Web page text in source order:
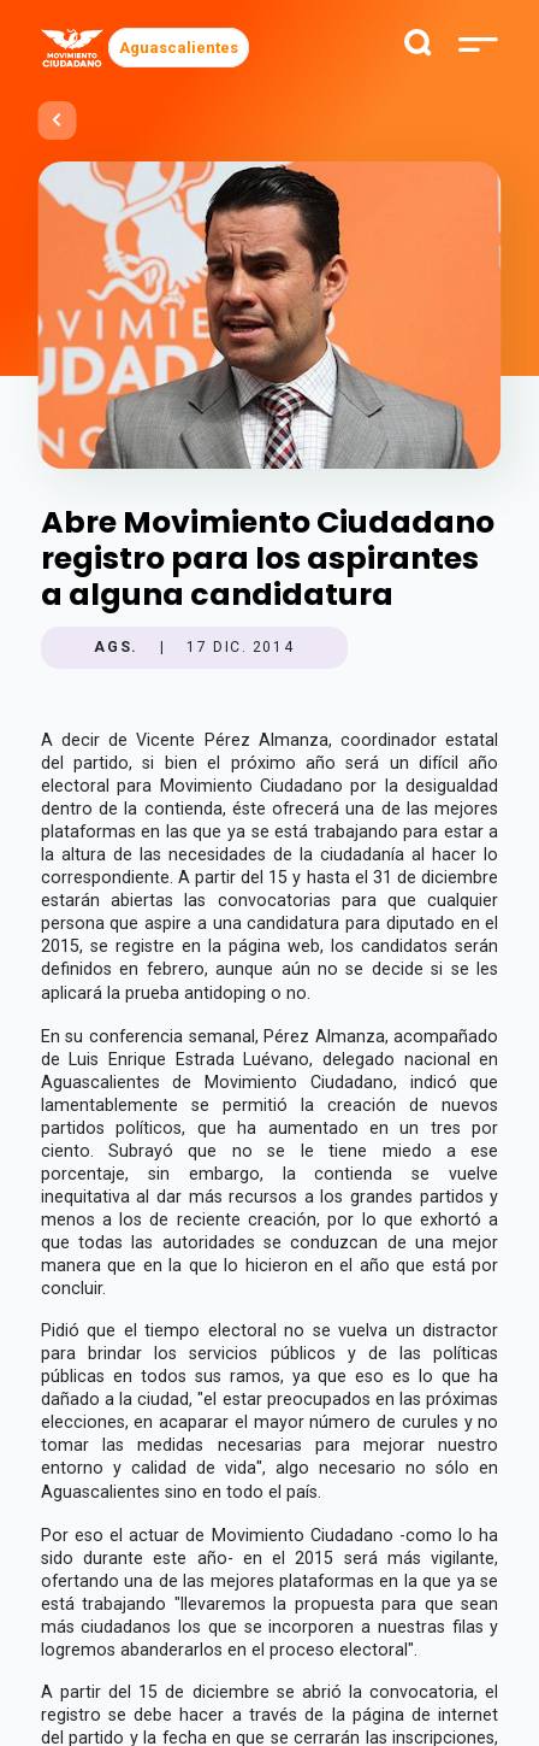
Aguascalientes
Abre Movimiento Ciudadano
registro para los aspirantes
a alguna candidatura
AGS. 17 DIC. 2014
A decir de Vicente Pérez Almanza, coordinador estatal
del partido, si bien el próximo año será un difícil año
electoral para Movimiento Ciudadano por la desigualdad
dentro de la contienda, éste ofrecerá una de las mejores
plataformas en las que ya se está trabajando para estar a
la altura de las necesidades de la ciudadanía al hacer lo
correspondiente. A partir del 15 y hasta el 31 de diciembre
estarán abiertas las convocatorias para que cualquier
persona que aspire a una candidatura para diputado en el
2015, se registre en la página web, los candidatos serán
definidos en febrero, aunque aún no se decide si se les
aplicará la prueba antidoping o no.
En su conferencia semanal, Pérez Almanza, acompañado
de Luis Enrique Estrada Luévano, delegado nacional en
Aguascalientes de Movimiento Ciudadano, indicó que
lamentablemente se permitió la creación de nuevos
partidos políticos, que ha aumentado en un tres por
ciento. Subrayó que no se le tiene miedo a ese
porcentaje, sin embargo, la contienda se vuelve
inequitativa al dar más recursos a los grandes partidos y
menos a los de reciente creación, por lo que exhortó a
que todas las autoridades se conduzcan de una mejor
manera que en la que lo hicieron en el año que está por
concluir.
Pidió que el tiempo electoral no se vuelva un distractor
para brindar los servicios públicos y de las políticas
públicas en todos sus ramos, ya que eso es lo que ha
dañado a la ciudad, "el estar preocupados en las próximas
elecciones, en acaparar el mayor número de curules y no
tomar las medidas necesarias para mejorar nuestro
entorno y calidad de vida", algo necesario no sólo en
Aguascalientes sino en todo el país.
Por eso el actuar de Movimiento Ciudadano -como lo ha
sido durante este año- en el 2015 será más vigilante,
ofertando una de las mejores plataformas en la que ya se
está trabajando "llevaremos la propuesta para que sean
más ciudadanos los que se incorporen a nuestras filas y
logremos abanderarlos en el proceso electoral".
A partir del 15 de diciembre se abrió la convocatoria, el
registro se debe hacer a través de la página de internet
del partido y la fecha en que se cerrarán las inscripciones,